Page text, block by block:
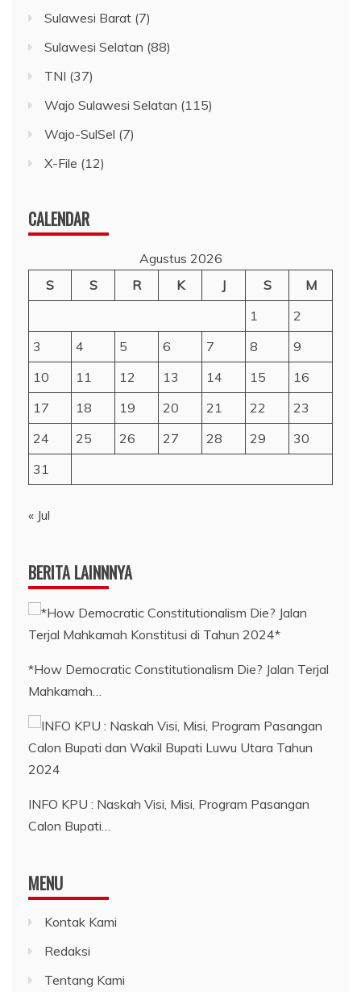
Sulawesi Barat (7)
Sulawesi Selatan (88)
TNI (37)
Wajo Sulawesi Selatan (115)
Wajo-SulSel (7)
X-File (12)
CALENDAR
Agustus 2026
S
S R K J S
M
1
2
3
4 5 6 7 8
9
10
11 12 13 14 15
16
17
18 19 20 21 22
23
24
25 26 27 28 29
30
31
« Jul
BERITA LAINNNYA
*How Democratic Constitutionalism Die? Jalan Terjal
Mahkamah…
INFO KPU : Naskah Visi, Misi, Program Pasangan
Calon Bupati…
MENU
Kontak Kami
Redaksi
Tentang Kami